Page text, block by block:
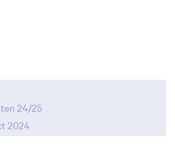
24/25
2024